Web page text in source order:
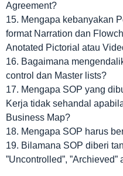
Agreement?
15. Mengapa kebanyakan
format Narration dan
Anotated Pictorial atau
16. Bagaimana
control dan Master lists?
17. Mengapa SOP yang
Kerja tidak sehandal
Business Map?
18. Mengapa SOP harus
19. Bilamana SOP diberi
”Uncontrolled”, ”Archieved”